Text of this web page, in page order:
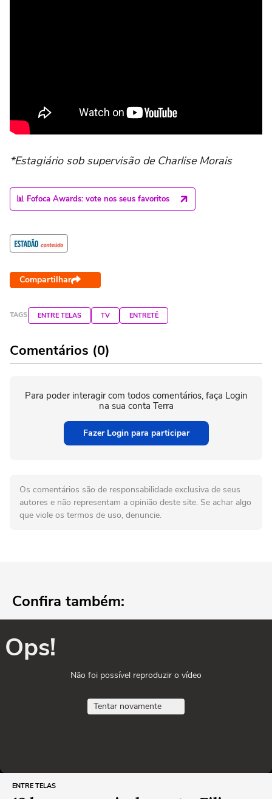
*Estagiário sob supervisão de Charlise Morais
📊 Fofoca Awards: vote nos seus favoritos
Compartilhar
TAGS ENTRE TELAS TV ENTRETÊ
Comentários (0)
Para poder interagir com todos comentários, faça Login
na sua conta Terra
Fazer Login para participar
Os comentários são de responsabilidade exclusiva de seus
autores e não representam a opinião deste site. Se achar algo
que viole os termos de uso, denuncie.
Confira também:
Ops!
Não foi possível reproduzir o vídeo
Tentar novamente
ENTRE TELAS